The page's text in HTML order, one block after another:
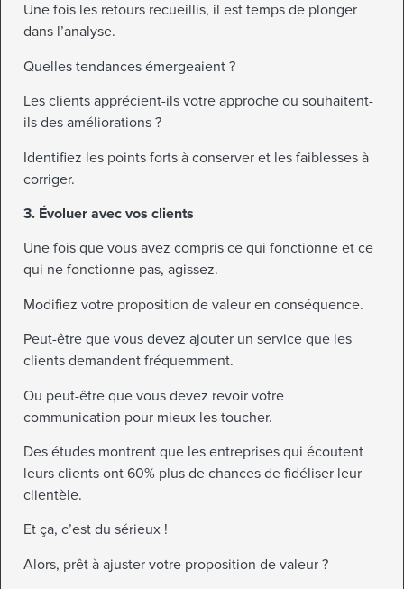
Une fois les retours recueillis, il est temps de plonger
dans l’analyse.
Quelles tendances émergeaient ?
Les clients apprécient-ils votre approche ou souhaitent-
ils des améliorations ?
Identifiez les points forts à conserver et les faiblesses à
corriger.
3. Évoluer avec vos clients
Une fois que vous avez compris ce qui fonctionne et ce
qui ne fonctionne pas, agissez.
Modifiez votre proposition de valeur en conséquence.
Peut-être que vous devez ajouter un service que les
clients demandent fréquemment.
Ou peut-être que vous devez revoir votre
communication pour mieux les toucher.
Des études montrent que les entreprises qui écoutent
leurs clients ont 60% plus de chances de fidéliser leur
clientèle.
Et ça, c’est du sérieux !
Alors, prêt à ajuster votre proposition de valeur ?